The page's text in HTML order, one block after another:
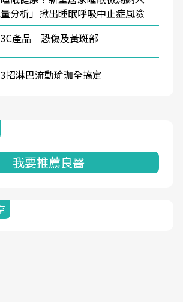
量分析」揪出睡眠呼吸中止症風險
產品 恐傷及黃斑部
招淋巴流動瑜珈全搞定
我要推薦良醫